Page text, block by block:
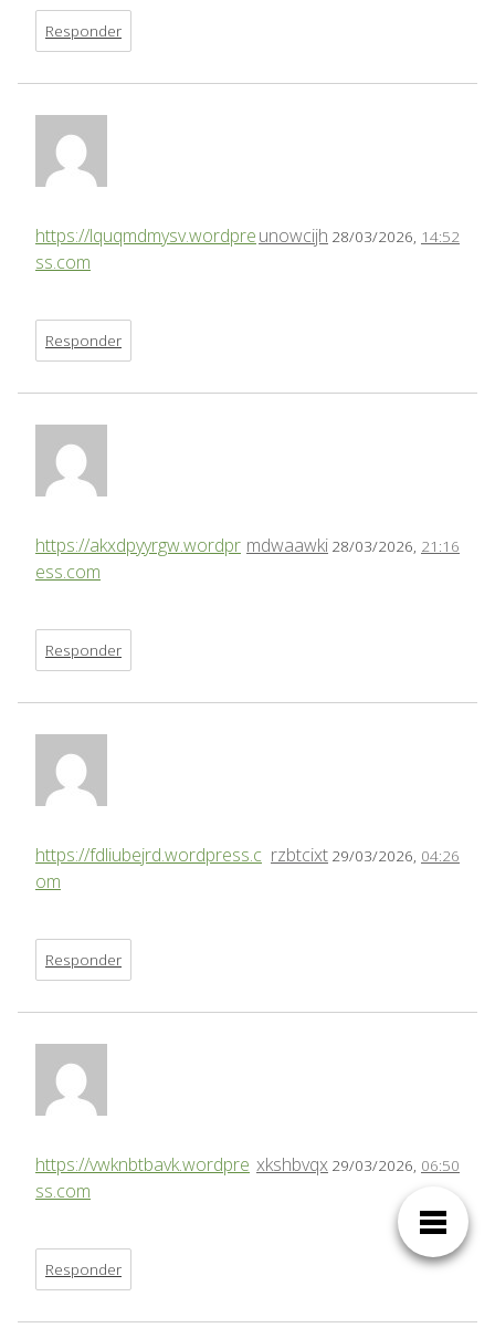
Responder
unowcijh 28/03/2026, 14:52
https://lquqmdmysv.wordpre
ss.com
Responder
mdwaawki 28/03/2026, 21:16
https://akxdpyyrgw.wordpr
ess.com
Responder
rzbtcixt 29/03/2026, 04:26
https://fdliubejrd.wordpress.c
om
Responder
xkshbvqx 29/03/2026, 06:50
https://vwknbtbavk.wordpre
ss.com
Responder